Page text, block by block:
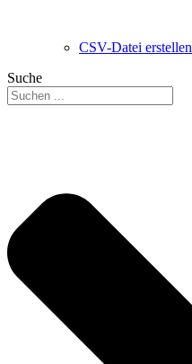
CSV-Datei erstellen
Suche